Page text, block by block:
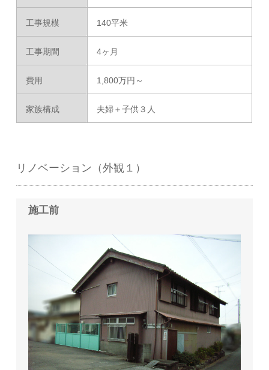
工事規模 140平米
工事期間 4ヶ月
費用 1,800万円～
家族構成 夫婦＋子供３人
リノベーション（外観１）
施工前